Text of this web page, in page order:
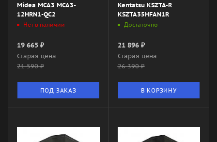
Midea MCA3 MCA3-
12HRN1-QC2
Нет в наличии
19 665 ₽
Старая цена
21 590₽
ПОД ЗАКАЗ
Kentatsu KSZTA-R
KSZTA35HFAN1R
Достаточно
21 896₽
Старая цена
26 390₽
В КОРЗИНУ